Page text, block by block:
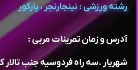
رشته ورزشی : نینجارنجر ، پارکور
آدرس و زمان تمرینات مربی :
شهریار .سه راه فردوسیه جنب